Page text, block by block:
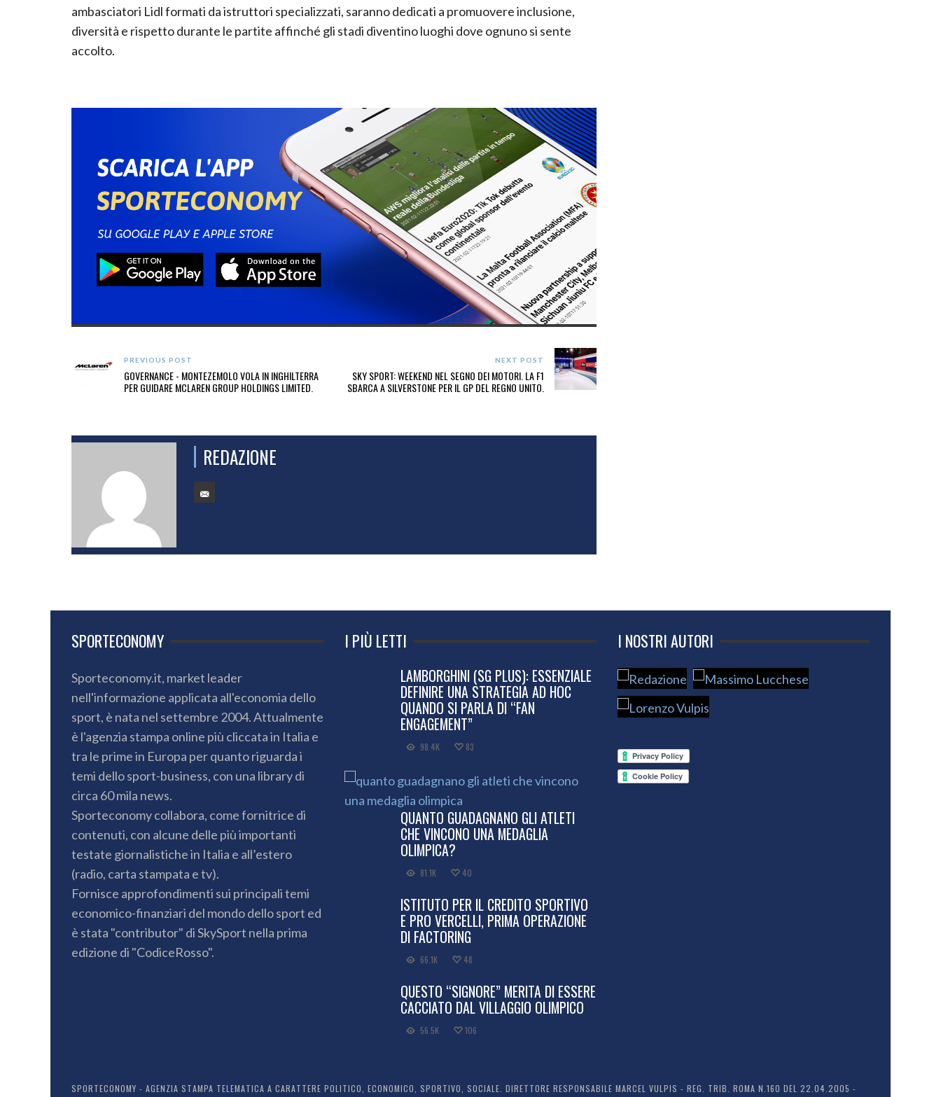
ambasciatori Lidl formati da istruttori specializzati, saranno dedicati a promuovere inclusione,
diversità e rispetto durante le partite affinché gli stadi diventino luoghi dove ognuno si sente
accolto.
PREVIOUS POST
GOVERNANCE - MONTEZEMOLO VOLA IN INGHILTERRA
PER GUIDARE MCLAREN GROUP HOLDINGS LIMITED.
NEXT POST
SKY SPORT: WEEKEND NEL SEGNO DEI MOTORI. LA F1
SBARCA A SILVERSTONE PER IL GP DEL REGNO UNITO.
REDAZIONE
SPORTECONOMY
Sporteconomy.it, market leader
nell'informazione applicata all'economia dello
sport, è nata nel settembre 2004. Attualmente
è l'agenzia stampa online più cliccata in Italia e
tra le prime in Europa per quanto riguarda i
temi dello sport-business, con una library di
circa 60 mila news.
Sporteconomy collabora, come fornitrice di
contenuti, con alcune delle più importanti
testate giornalistiche in Italia e all’estero
(radio, carta stampata e tv).
Fornisce approfondimenti sui principali temi
economico-finanziari del mondo dello sport ed
è stata "contributor" di SkySport nella prima
edizione di "CodiceRosso".
I PIÙ LETTI
LAMBORGHINI (SG PLUS): ESSENZIALE
DEFINIRE UNA STRATEGIA AD HOC
QUANDO SI PARLA DI “FAN
ENGAGEMENT”
98.4K 83
QUANTO GUADAGNANO GLI ATLETI
CHE VINCONO UNA MEDAGLIA
OLIMPICA?
81.1K 40
ISTITUTO PER IL CREDITO SPORTIVO
E PRO VERCELLI, PRIMA OPERAZIONE
DI FACTORING
66.1K 48
QUESTO “SIGNORE” MERITA DI ESSERE
CACCIATO DAL VILLAGGIO OLIMPICO
56.5K 106
I NOSTRI AUTORI
SPORTECONOMY - AGENZIA STAMPA TELEMATICA A CARATTERE POLITICO, ECONOMICO, SPORTIVO, SOCIALE. DIRETTORE RESPONSABILE MARCEL VULPIS - REG. TRIB. ROMA N.160 DEL 22.04.2005 -